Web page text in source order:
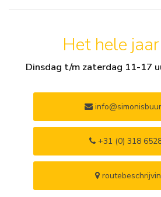
Het hele
Dinsdag t/m zaterdag 11-17
+31 (0) 318